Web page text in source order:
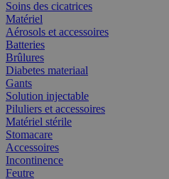
Soins des cicatrices
Matériel
Aérosols et accessoires
Batteries
Brûlures
Diabetes materiaal
Gants
Solution injectable
Piluliers et accessoires
Matériel stérile
Stomacare
Accessoires
Incontinence
Feutre